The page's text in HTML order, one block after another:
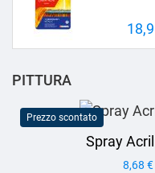
PITTURA
Prezzo scontato
Spray
Prezzo
8,68 €